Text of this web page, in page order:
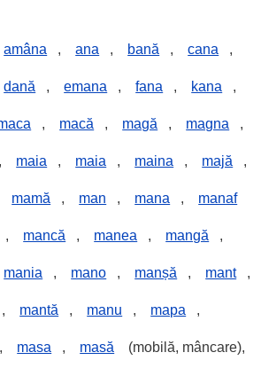
amâna , ana , bană , cana ,
dană , emana , fana , kana ,
, macă , magă , magna ,
, maia , maia , maina , majă ,
mamă , man , mana , manaf
, mancă , manea , mangă ,
mania , mano , manșă , mant ,
, mantă , manu , mapa ,
, masa , masă (mobilă, mâncare),